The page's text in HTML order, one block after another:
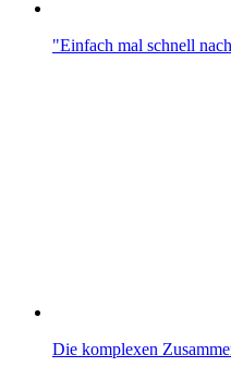
"Einfach mal schnell
Die komplexen